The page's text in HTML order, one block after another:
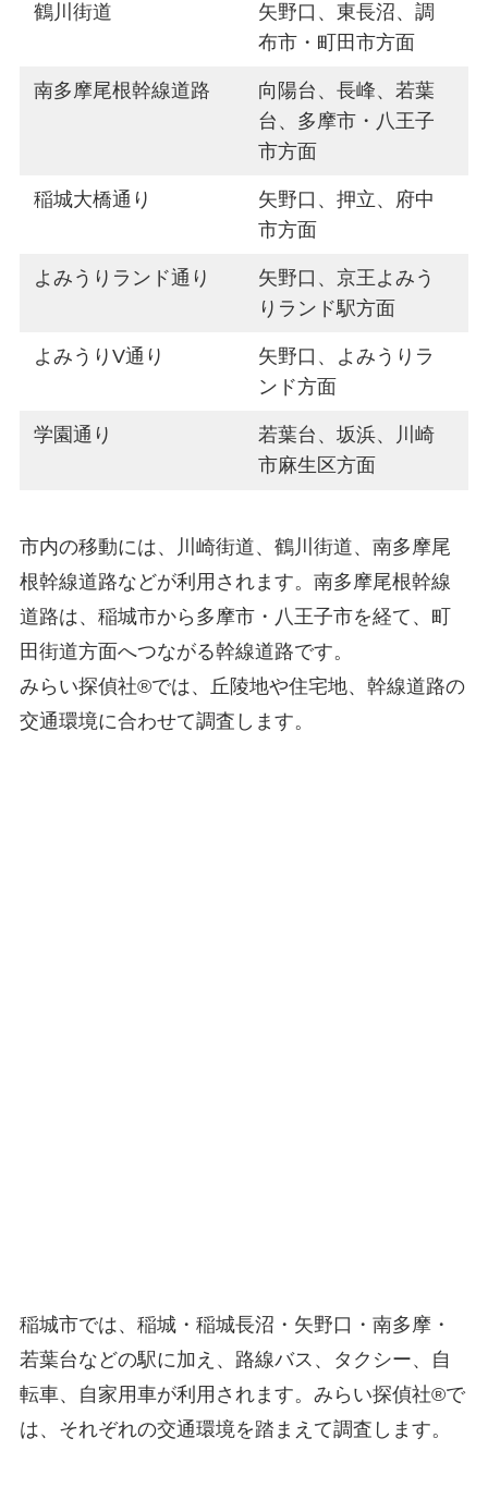
鶴川街道
矢野口、東長沼、調
布市・町田市方面
南多摩尾根幹線道路
向陽台、長峰、若葉
台、多摩市・八王子
市方面
稲城大橋通り
矢野口、押立、府中
市方面
よみうりランド通り
矢野口、京王よみう
りランド駅方面
よみうりV通り
矢野口、よみうりラ
ンド方面
学園通り
若葉台、坂浜、川崎
市麻生区方面
市内の移動には、川崎街道、鶴川街道、南多摩尾
根幹線道路などが利用されます。南多摩尾根幹線
道路は、稲城市から多摩市・八王子市を経て、町
田街道方面へつながる幹線道路です。
みらい探偵社®︎では、丘陵地や住宅地、幹線道路の
交通環境に合わせて調査します。
稲城市では、稲城・稲城長沼・矢野口・南多摩・
若葉台などの駅に加え、路線バス、タクシー、自
転車、自家用車が利用されます。みらい探偵社®︎で
は、それぞれの交通環境を踏まえて調査します。